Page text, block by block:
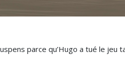
parce qu’Hugo a tué le jeu